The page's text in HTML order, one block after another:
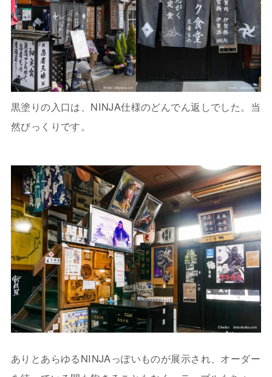
黒塗りの入口は、NINJA仕様のどんでん返しでした。当
然びっくりです。
ありとあらゆるNINJAっぽいものが展示され、オーダー